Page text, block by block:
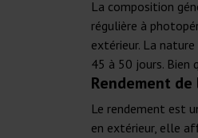
La composition
régulière à
extérieur. La
45 à 50 jours. Bien
Rendement
Le rendement est
en extérieur, elle